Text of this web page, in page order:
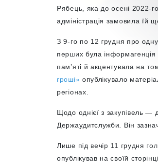
Рябець, яка до осені 2022-
адміністрація замовила їй
З 9-го по 12 грудня про
перших була інформагенція
пам’яті й акцентувала на
гроші» опублікувало
регіонах.
Щодо однієї з закупівель
Держаудитслужби. Він
Лише під вечір 11 грудня
опублікував на своїй